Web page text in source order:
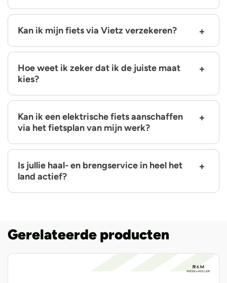
Kan ik mijn fiets via Vietz verzekeren?
Hoe weet ik zeker dat ik de juiste maat
kies?
Kan ik een elektrische fiets aanschaffen
via het fietsplan van mijn werk?
Is jullie haal- en brengservice in heel het
land actief?
Gerelateerde producten